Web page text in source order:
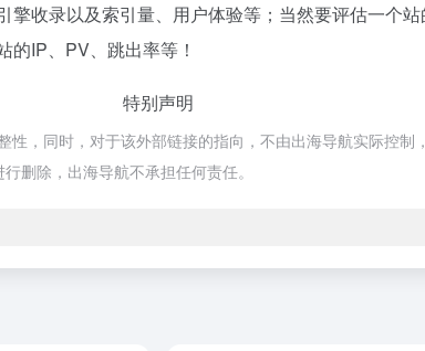
收录以及索引量、用户体验等；当然要评估一个
IP、PV、跳出率等！
特别声明
，同时，对于该外部链接的指向，不由出海导航实际控
删除，出海导航不承担任何责任。